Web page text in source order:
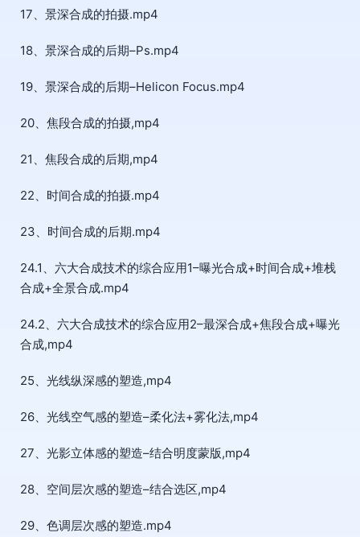
17、景深合成的拍摄.mp4
18、景深合成的后期–Ps.mp4
19、景深合成的后期–Helicon Focus.mp4
20、焦段合成的拍摄,mp4
21、焦段合成的后期,mp4
22、时间合成的拍摄.mp4
23、时间合成的后期.mp4
24.1、六大合成技术的综合应用1–曝光合成+时间合成+堆栈
合成+全景合成.mp4
24.2、六大合成技术的综合应用2–最深合成+焦段合成+曝光
合成,mp4
25、光线纵深感的塑造,mp4
26、光线空气感的塑造–柔化法+雾化法,mp4
27、光影立体感的塑造–结合明度蒙版,mp4
28、空间层次感的塑造–结合选区,mp4
29、色调层次感的塑造.mp4